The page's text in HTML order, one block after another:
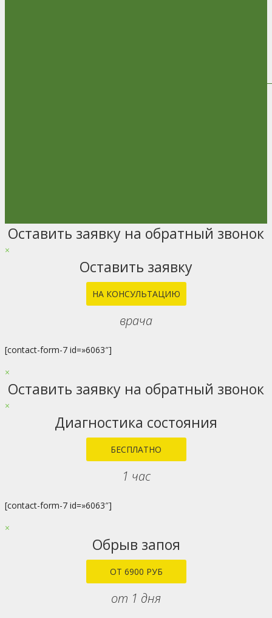
Go
Оставить заявку на обратный звонок
×
Оставить заявку
НА КОНСУЛЬТАЦИЮ
врача
[contact-form-7 id=»6063″]
×
Оставить заявку на обратный звонок
×
Диагностика состояния
БЕСПЛАТНО
1 час
[contact-form-7 id=»6063″]
×
Обрыв запоя
ОТ 6900 РУБ
от 1 дня